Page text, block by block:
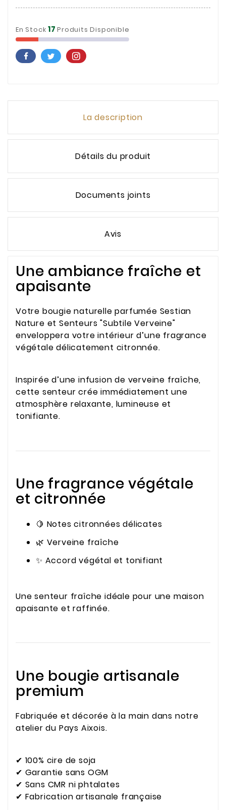
En Stock17Produits Disponible
La description
Détails du produit
Documents joints
Avis
Une ambiance fraîche et
apaisante
Votre bougie naturelle parfumée Sestian
Nature et Senteurs "Subtile Verveine"
enveloppera votre intérieur d’une fragrance
végétale délicatement citronnée.
Inspirée d’une infusion de verveine fraîche,
cette senteur crée immédiatement une
atmosphère relaxante, lumineuse et
tonifiante.
Une fragrance végétale
et citronnée
🍋 Notes citronnées délicates
🌿 Verveine fraîche
✨ Accord végétal et tonifiant
Une senteur fraîche idéale pour une maison
apaisante et raffinée.
Une bougie artisanale
premium
Fabriquée et décorée à la main dans notre
atelier du Pays Aixois.
✔ 100% cire de soja
✔ Garantie sans OGM
✔ Sans CMR ni phtalates
✔ Fabrication artisanale française